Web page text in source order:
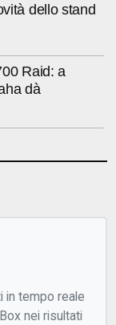
dello stand
Raid: a
dà
in tempo reale
nei risultati